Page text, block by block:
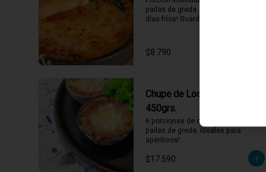
pailas de greda. Perfectos para los
días fríos! Guarda bien las pailas de
$8.790
Chupe de Loco Cóctel
450grs.
6 porciones de chupe de locos en
pailas de greda. Ideales para
aperitivos!
$17.590